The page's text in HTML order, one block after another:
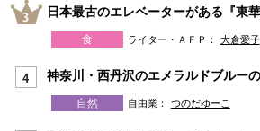
食 ライター・ＡＦＰ： 大倉愛子
神奈川・西丹沢のエメラルドブルー
自然 自由業： つのだゆーこ